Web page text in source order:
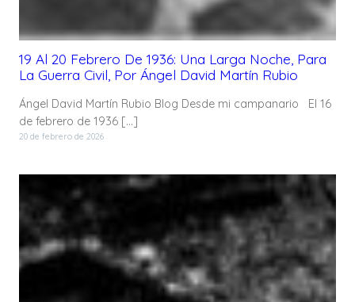
19 Al 20 Febrero De 1936: Una Larga Noche, Para
La Guerra Civil, Por Ángel David Martín Rubio
Ángel David Martín Rubio Blog Desde mi campanario El 16
de febrero de 1936 […]
20 de febrero de 2026